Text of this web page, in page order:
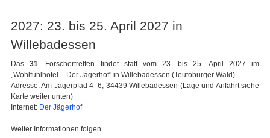
2027: 23. bis 25. April 2027 in
Willebadessen
Das31. Forschertreffen findet statt vom 23. bis 25. April 2027 im
„Wohlfühlhotel – Der Jägerhof" in Willebadessen (Teutoburger Wald).
Adresse: Am Jägerpfad 4–6, 34439 Willebadessen (Lage und Anfahrt siehe
Karte weiter unten)
Internet: Der Jägerhof
Weiter Informationen folgen.